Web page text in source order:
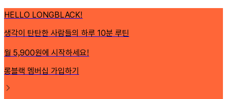
HELLO LONGBLACK!
생각이 탄탄한 사람들의 하루 10분 루틴
월 5,900원에 시작하세요!
롱블랙 멤버십 가입하기